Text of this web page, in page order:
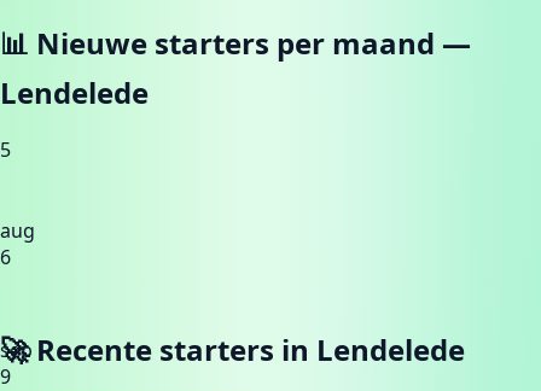
📊 Nieuwe starters per maand —
Lendelede
5
aug
6
sep
9
🚀 Recente starters in Lendelede